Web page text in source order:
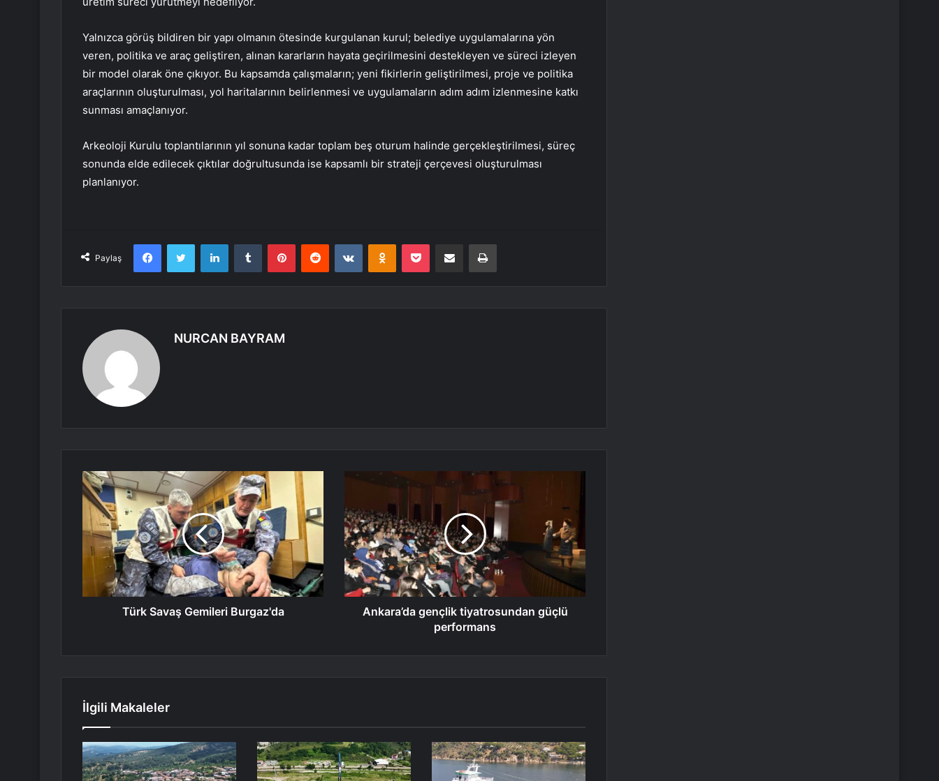
Yalnızca görüş bildiren bir yapı olmanın ötesinde kurgulanan kurul; belediye uygulamalarına yön
veren, politika ve araç geliştiren, alınan kararların hayata geçirilmesini destekleyen ve süreci izleyen
bir model olarak öne çıkıyor. Bu kapsamda çalışmaların; yeni fikirlerin geliştirilmesi, proje ve politika
araçlarının oluşturulması, yol haritalarının belirlenmesi ve uygulamaların adım adım izlenmesine katkı
sunması amaçlanıyor.
Arkeoloji Kurulu toplantılarının yıl sonuna kadar toplam beş oturum halinde gerçekleştirilmesi, süreç
sonunda elde edilecek çıktılar doğrultusunda ise kapsamlı bir strateji çerçevesi oluşturulması
planlanıyor.
Paylaş
FacebookTwitter LinkedInTumblr PinterestReddit VKontakteOdnoklassniki
Pocket E-Posta ile paylaş Yazdır
NURCAN BAYRAM
Türk Savaş Gemileri Burgaz'da
Ankara’da gençlik tiyatrosundan güçlü
performans
İlgili Makaleler